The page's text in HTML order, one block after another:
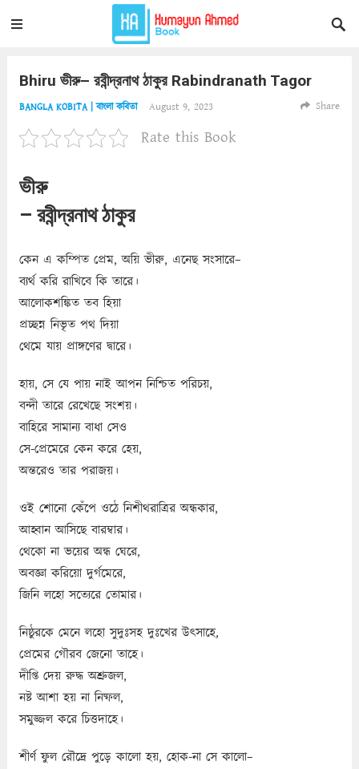
Bhiru ভীরু– রবীন্দ্রনাথ ঠাকুর Rabindranath Tagor
BANGLA KOBITA | বাংলা কবিতা August 9, 2023 Share
Rate this Book
ভীরু
– রবীন্দ্রনাথ ঠাকুর
কেন এ কম্পিত প্রেম, অয়ি ভীরু, এনেছ সংসারে–
ব্যর্থ করি রাখিবে কি তারে।
আলোকশঙ্কিত তব হিয়া
প্রচ্ছন্ন নিভৃত পথ দিয়া
থেমে যায় প্রাঙ্গণের দ্বারে।
হায়, সে যে পায় নাই আপন নিশ্চিত পরিচয়,
বন্দী তারে রেখেছে সংশয়।
বাহিরে সামান্য বাধা সেও
সে-প্রেমেরে কেন করে হেয়,
অন্তরেও তার পরাজয়।
ওই শোনো কেঁপে ওঠে নিশীথরাত্রির অন্ধকার,
আহ্বান আসিছে বারম্বার।
থেকো না ভয়ের অন্ধ ঘেরে,
অবজ্ঞা করিয়ো দুর্গমেরে,
জিনি লহো সত্যেরে তোমার।
নিষ্ঠুরকে মেনে লহো সুদুঃসহ দুঃখের উৎসাহে,
প্রেমের গৌরব জেনো তাহে।
দীপ্তি দেয় রুদ্ধ অশ্রুজল,
নষ্ট আশা হয় না নিষ্ফল,
সমুজ্জল করে চিত্তদাহে।
শীর্ণ ফুল রৌদ্রে পুড়ে কালো হয়, হোক-না সে কালো–